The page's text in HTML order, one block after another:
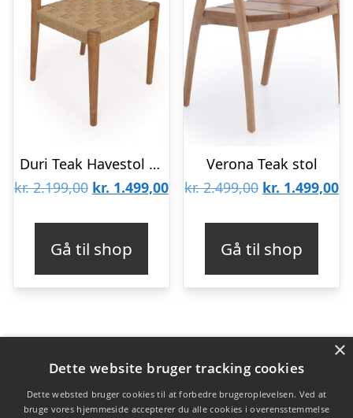
Duri Teak Havestol m/fletsæde
kr.2.199,00 Den
kr. 2.199,00.
kr. 1.499,00Den
kr. 1.499,00.
Gå til shop
Verona Teak stol
kr.2.499,00 Den
kr. 2.499,00.
kr. 1.499,00
Gå til shop
Varekategorier
Produkter
×
Dette website bruger tracking cookies
Dette websted bruger cookies til at forbedre brugeroplevelsen. Ved at
bruge vores hjemmeside accepterer du alle cookies i overensstemmelse